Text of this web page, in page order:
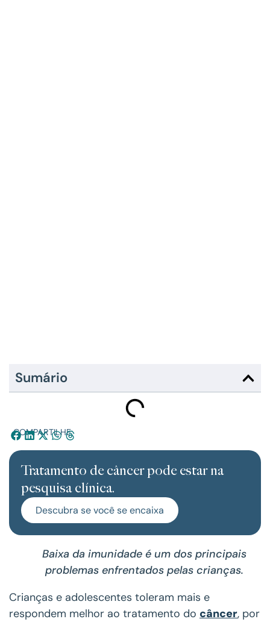
Sumário
COMPARTILHE:
Tratamento de câncer pode estar na
pesquisa clínica.
Descubra se você se encaixa
Baixa da imunidade é um dos principais
problemas enfrentados pelas crianças.
Crianças e adolescentes toleram mais e
respondem melhor ao tratamento do câncer, por